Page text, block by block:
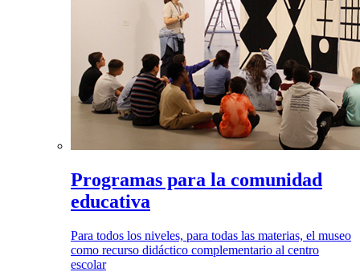
Programas para la comunidad
educativa
Para todos los niveles, para todas las materias, el museo
como recurso didáctico complementario al centro
escolar